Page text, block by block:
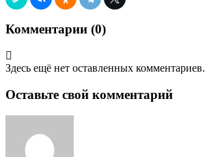
Комментарии (0)
Здесь ещё нет оставленных комментариев.
Оставьте свой комментарий